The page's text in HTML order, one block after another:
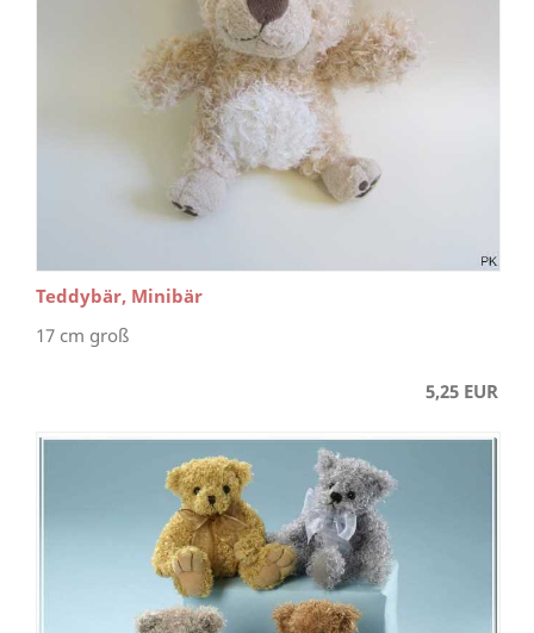
Teddybär, Minibär
17 cm groß
5,25 EUR